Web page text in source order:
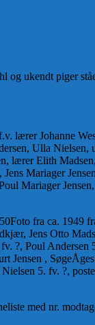
og ukendt piger
lærer Johanne
Ulla Nielsen,
lærer Elith
Mariager
Mariager
fra ca. 1949
Jens Otto
?, Poul Andersen
Jensen ,
5. fv. ?,
med nr.